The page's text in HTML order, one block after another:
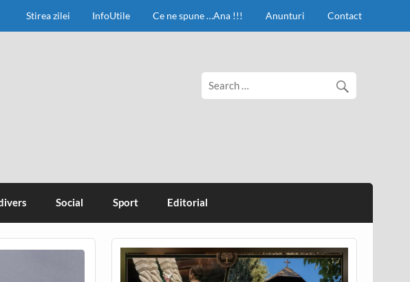
Stirea zilei InfoUtile Ce ne spune …Ana !!! Anunturi Contact
Social Sport Editorial